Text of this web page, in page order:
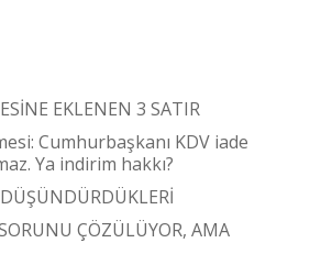
EKLENEN 3 SATIR
Cumhurbaşkanı KDV iade
Ya indirim hakkı?
ÇÖZÜLÜYOR, AMA